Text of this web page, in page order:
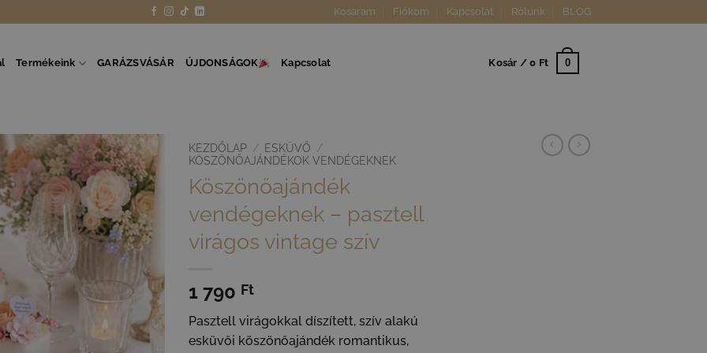
Kosaram Fiókom Kapcsolat Rólunk BLOG
Termékeink GARÁZSVÁSÁR ÚJDONSÁGOK Kapcsolat Kosár /0 Ft 0
KEZDŐLAP / ESKÜVŐ /
KÖSZÖNŐAJÁNDÉKOK VENDÉGEKNEK
Köszönőajándék
vendégeknek – pasztell
virágos vintage szív
1 790 Ft
Pasztell virágokkal díszített, szív alakú
esküvői köszönőajándék romantikus,